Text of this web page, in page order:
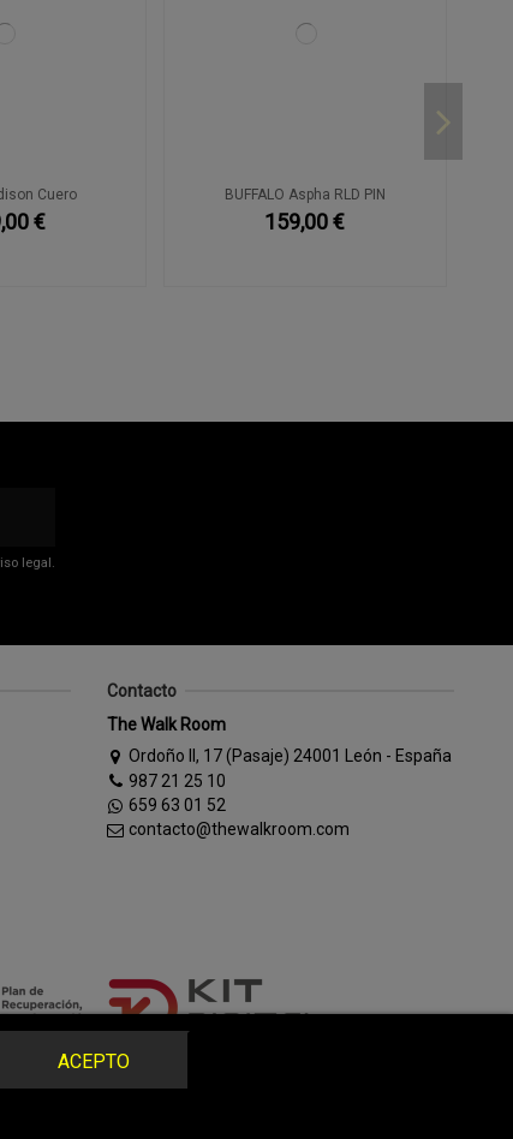
Cuero
€
BUFFALO Aspha RLD PIN
159,00 €
legal.
Contacto
The Walk Room
Ordoño II, 17 (Pasaje) 24001 León - España
987 21 25 10
659 63 01 52
contacto@thewalkroom.com
ACEPTO